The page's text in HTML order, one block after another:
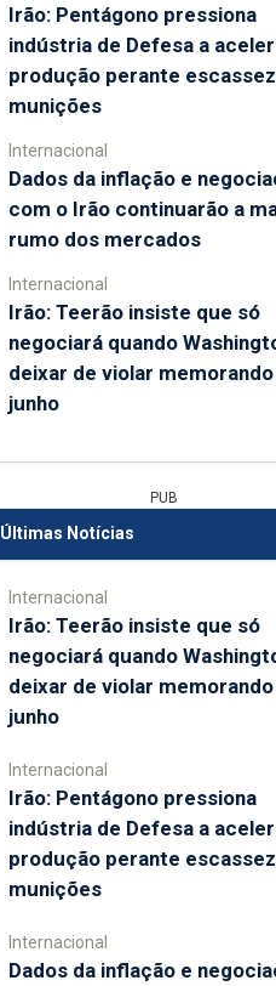
Irão: Pentágono pressiona
indústria de Defesa a
produção perante
munições
Internacional
Dados da inflação e
com o Irão continuarão a
rumo dos mercados
Internacional
Irão: Teerão insiste que só
negociará quando
deixar de violar
junho
PUB
Últimas Notícias
Internacional
Irão: Teerão insiste que só
negociará quando
deixar de violar
junho
Internacional
Irão: Pentágono pressiona
indústria de Defesa a
produção perante
munições
Internacional
Dados da inflação e